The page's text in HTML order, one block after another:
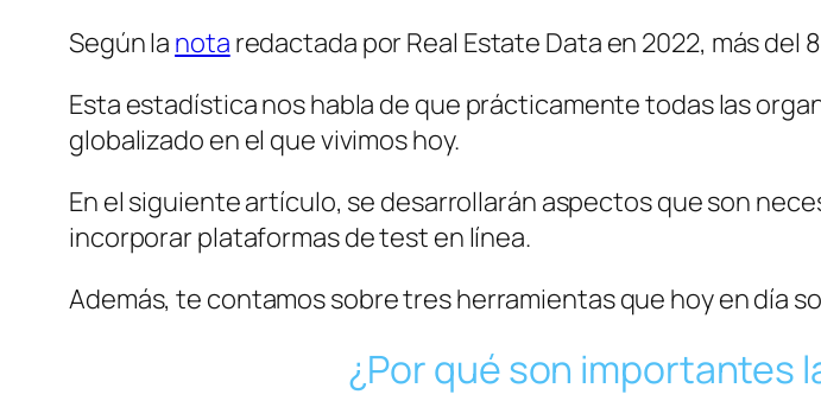
Según la nota redactada por Real Estate Data en 2022, más
Esta estadística nos habla de que prácticamente todas las
globalizado en el que vivimos hoy.
En el siguiente artículo, se desarrollarán aspectos que son
incorporar plataformas de test en línea.
Además, te contamos sobre tres herramientas que hoy en día
¿Por qué son importantes